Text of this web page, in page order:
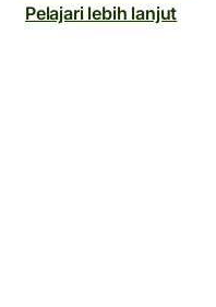
Pelajari lebih lanjut